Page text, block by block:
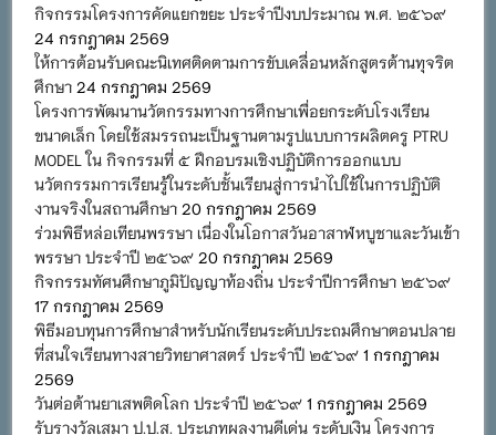
กิจกรรมโครงการคัดแยกขยะ ประจำปีงบประมาณ พ.ศ. ๒๕๖๙
24 กรกฎาคม 2569
ให้การต้อนรับคณะนิเทศติดตามการขับเคลื่อนหลักสูตรต้านทุจริต
ศึกษา 24 กรกฎาคม 2569
โครงการพัฒนานวัตกรรมทางการศึกษาเพื่อยกระดับโรงเรียน
ขนาดเล็ก โดยใช้สมรรถนะเป็นฐานตามรูปแบบการผลิตครู PTRU
MODEL ใน กิจกรรมที่ ๕ ฝึกอบรมเชิงปฏิบัติการออกแบบ
นวัตกรรมการเรียนรู้ในระดับชั้นเรียนสู่การนำไปใช้ในการปฏิบัติ
งานจริงในสถานศึกษา 20 กรกฎาคม 2569
ร่วมพิธีหล่อเทียนพรรษา เนื่องในโอกาสวันอาสาฬหบูชาและวันเข้า
พรรษา ประจำปี ๒๕๖๙ 20 กรกฎาคม 2569
กิจกรรมทัศนศึกษาภูมิปัญญาท้องถิ่น ประจำปีการศึกษา ๒๕๖๙
17 กรกฎาคม 2569
พิธีมอบทุนการศึกษาสำหรับนักเรียนระดับประถมศึกษาตอนปลาย
ที่สนใจเรียนทางสายวิทยาศาสตร์ ประจำปี ๒๕๖๙ 1 กรกฎาคม
2569
วันต่อต้านยาเสพติดโลก ประจำปี ๒๕๖๙ 1 กรกฎาคม 2569
รับรางวัลเสมา ป.ป.ส. ประเภทผลงานดีเด่น ระดับเงิน โครงการ